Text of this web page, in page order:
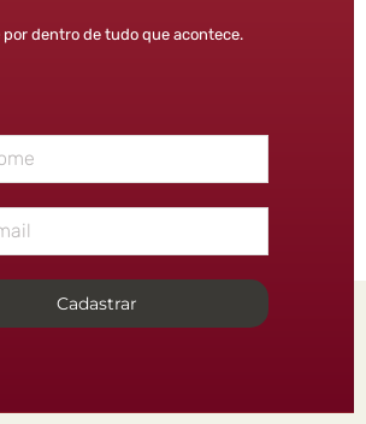
por dentro de tudo que acontece.
Cadastrar